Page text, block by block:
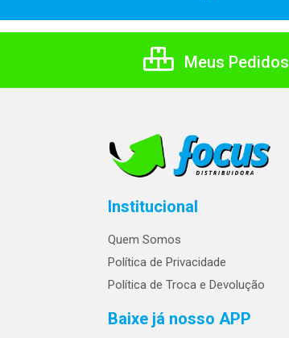
Meus Pedidos
Institucional
Quem Somos
Política de Privacidade
Política de Troca e Devolução
Baixe já nosso APP